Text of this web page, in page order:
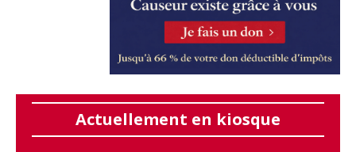
Actuellement en kiosque